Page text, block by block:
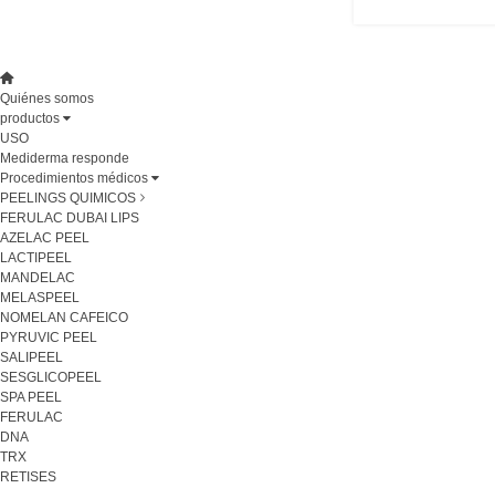
Quiénes somos
productos
USO
Mediderma responde
Procedimientos médicos
PEELINGS QUIMICOS
FERULAC DUBAI LIPS
AZELAC PEEL
LACTIPEEL
MANDELAC
MELASPEEL
NOMELAN CAFEICO
PYRUVIC PEEL
SALIPEEL
SESGLICOPEEL
SPA PEEL
FERULAC
DNA
TRX
RETISES